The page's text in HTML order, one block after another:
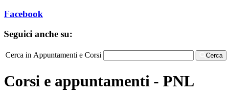
Facebook
Seguici anche su:
Cerca in Appuntamenti e Corsi Cerca
Corsi e appuntamenti - PNL